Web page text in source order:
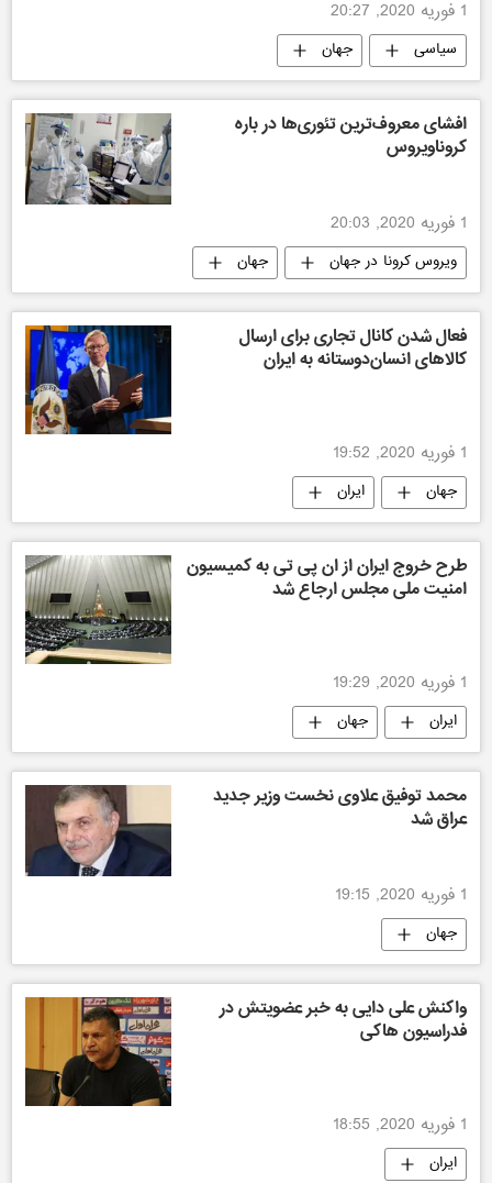
1 فوریه 2020, 20:27
سیاسی جهان
افشای معروف‌ترین تئوری‌ها در باره
کروناویروس
1 فوریه 2020, 20:03
ویروس کرونا در جهان جهان
فعال شدن کانال تجاری برای ارسال
کالاهای انسان‌دوستانه به ایران
1 فوریه 2020, 19:52
جهان ایران
طرح خروج ایران از ان پی تی به کمیسیون
امنیت ملی مجلس ارجاع شد
1 فوریه 2020, 19:29
ایران جهان
محمد توفیق علاوی نخست وزیر جدید
عراق شد
1 فوریه 2020, 19:15
جهان
واکنش علی دایی به خبر عضویتش در
فدراسیون هاکی
1 فوریه 2020, 18:55
ایران